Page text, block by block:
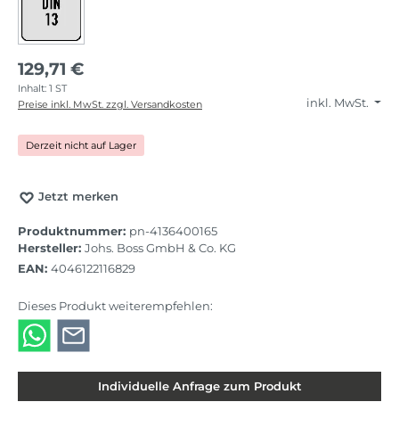
129,71 €
Inhalt: 1 ST
inkl. MwSt.
Preise inkl. MwSt. zzgl. Versandkosten
Derzeit nicht auf Lager
Jetzt merken
Produktnummer: pn-4136400165
Hersteller: Johs. Boss GmbH & Co. KG
EAN: 4046122116829
Dieses Produkt weiterempfehlen:
Individuelle Anfrage zum Produkt